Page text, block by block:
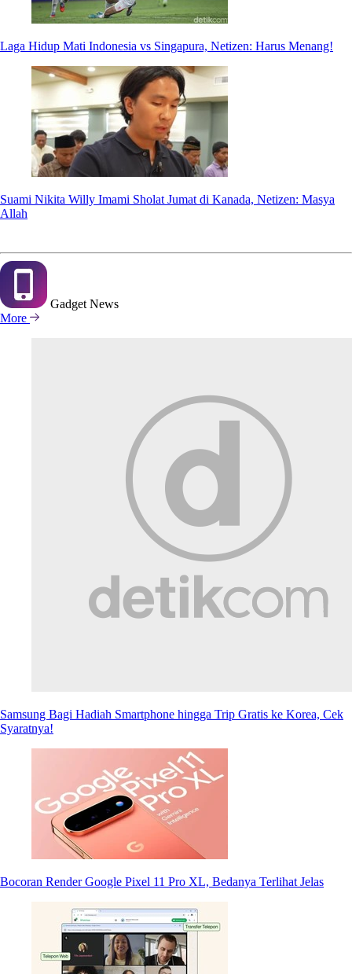
Laga Hidup Mati Indonesia vs Singapura, Netizen: Harus Menang!
Suami Nikita Willy Imami Sholat Jumat di Kanada, Netizen: Masya
Allah
Gadget News
More
Samsung Bagi Hadiah Smartphone hingga Trip Gratis ke Korea, Cek
Syaratnya!
Bocoran Render Google Pixel 11 Pro XL, Bedanya Terlihat Jelas